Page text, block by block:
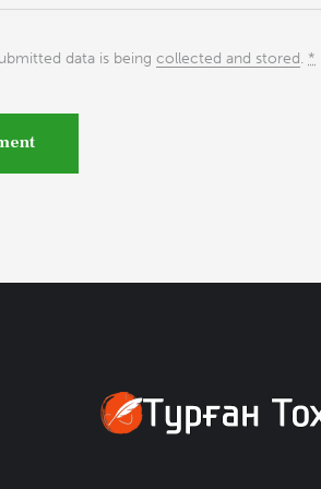
data is beingcollected and stored. *